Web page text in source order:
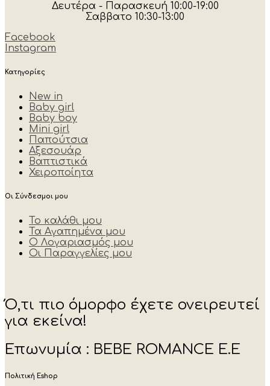
Δευτέρα - Παρασκευή 10:00-19:00
Σαββατο 10:30-13:00
Facebook
Instagram
Κατηγορίες
New in
Baby girl
Baby boy
Mini girl
Παπούτσια
Αξεσουάρ
Βαπτιστικά
Χειροποίητα
Οι Σύνδεσμοι μου
Το καλάθι μου
Τα Αγαπημένα μου
Ο Λογαριασμός μου
Οι Παραγγελίες μου
Ό,τι πιο όμορφο έχετε ονειρευτεί
για εκείνα!
Επωνυμία : BEBE ROMANCE E.E
Πολιτική Eshop